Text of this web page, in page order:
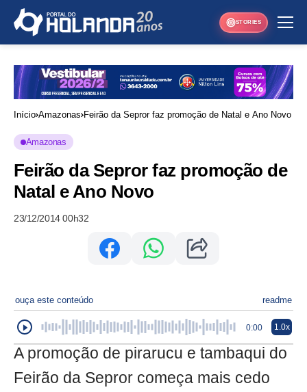
STORIES
Início Amazonas Feirão da Sepror faz promoção de Natal e Ano Novo
Amazonas
Feirão da Sepror faz promoção de
Natal e Ano Novo
23/12/2014 00h32
ouça este conteúdo readme
0:00 1.0x
A promoção de pirarucu e tambaqui do
Feirão da Sepror começa mais cedo